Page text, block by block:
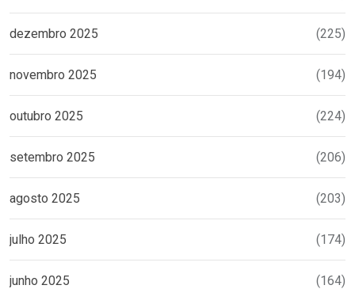
dezembro 2025 (225)
novembro 2025 (194)
outubro 2025 (224)
setembro 2025 (206)
agosto 2025 (203)
julho 2025 (174)
junho 2025 (164)